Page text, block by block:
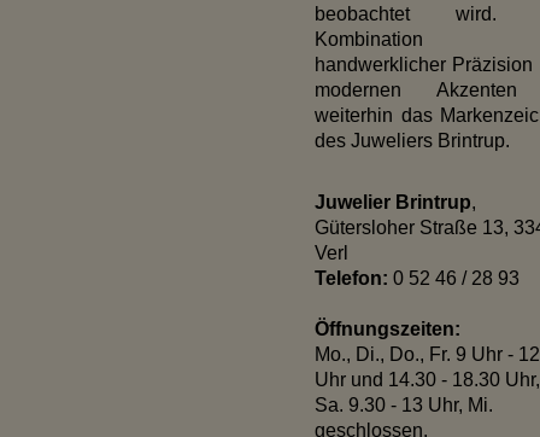
beobachtet wird.
Kombination
handwerklicher Präzision
modernen
weiterhin das
des Juweliers Brintrup.
Juwelier Brintrup,
Gütersloher Straße 13,
Verl
Telefon: 0 52 46 / 28 93
Öffnungszeiten:
Mo., Di., Do., Fr. 9 Uhr -
Uhr und 14.30 - 18.30 Uhr,
Sa. 9.30 - 13 Uhr, Mi.
geschlossen.